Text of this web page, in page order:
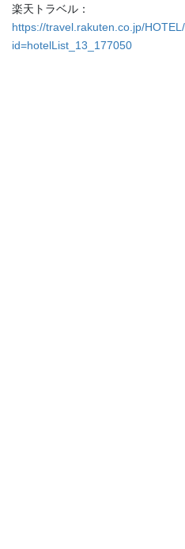
楽天トラベル：
https://travel.rakuten.co.jp/
id=hotelList_13_177050